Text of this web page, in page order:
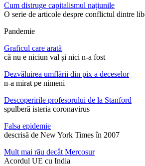
Cum distruge capitalismul națiunile
O serie de articole despre conflictul dintre
Pandemie
Graficul care arată
că nu e niciun val și nici n-a fost
Dezvăluirea umflării din pix a deceselor
n-a mirat pe nimeni
Descoperirile profesorului de la Stanford
spulberă isteria coronavirus
Falsa epidemie
descrisă de New York Times în 2007
Mult mai rău decât Mercosur
Acordul UE cu India